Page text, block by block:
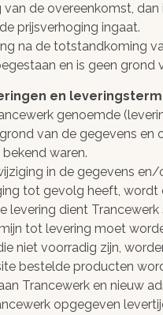
de overeenkomst,
prijsverhoging ingaat.
na de totstandkoming
en is geen grond
en
genoemde
van de gegevens en
waren.
in de gegevens
tot gevolg heeft,
levering dient
tot levering moet
niet voorradig zijn,
bestelde producten
Trancewerk en nieuw
opgegeven